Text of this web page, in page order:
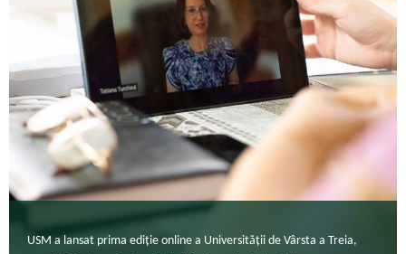
USM a lansat prima ediție online a Universității de Vârsta a Treia,